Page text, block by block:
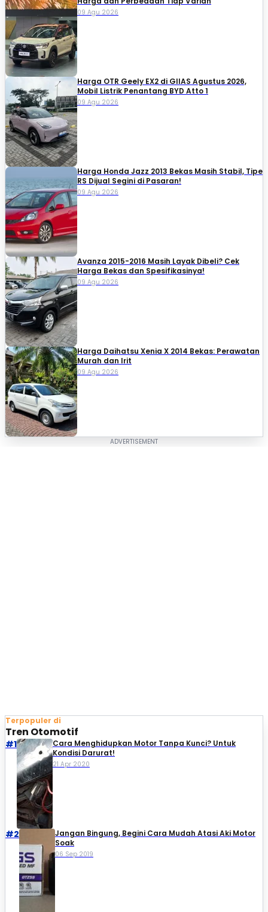
09 Agu 2026
Harga OTR Geely EX2 di GIIAS Agustus 2026,
Mobil Listrik Penantang BYD Atto 1
09 Agu 2026
Harga Honda Jazz 2013 Bekas Masih Stabil, Tipe
RS Dijual Segini di Pasaran!
09 Agu 2026
Avanza 2015-2016 Masih Layak Dibeli? Cek
Harga Bekas dan Spesifikasinya!
09 Agu 2026
Harga Daihatsu Xenia X 2014 Bekas: Perawatan
Murah dan Irit
09 Agu 2026
Terpopuler di
Tren Otomotif
#1
Cara Menghidupkan Motor Tanpa Kunci? Untuk
Kondisi Darurat!
21 Apr 2020
#2
Jangan Bingung, Begini Cara Mudah Atasi Aki Motor
Soak
06 Sep 2019